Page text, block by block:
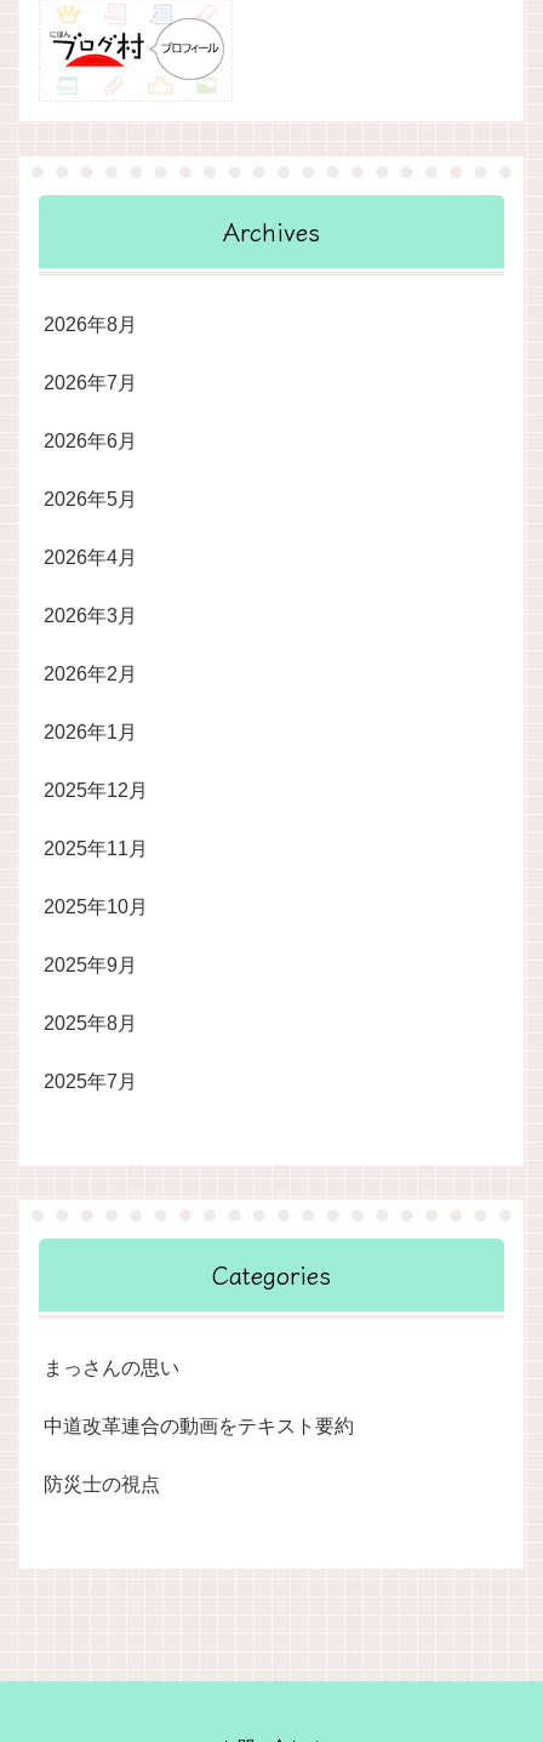
Archives
2026年8月
2026年7月
2026年6月
2026年5月
2026年4月
2026年3月
2026年2月
2026年1月
2025年12月
2025年11月
2025年10月
2025年9月
2025年8月
2025年7月
Categories
まっさんの思い
中道改革連合の動画をテキスト要約
防災士の視点